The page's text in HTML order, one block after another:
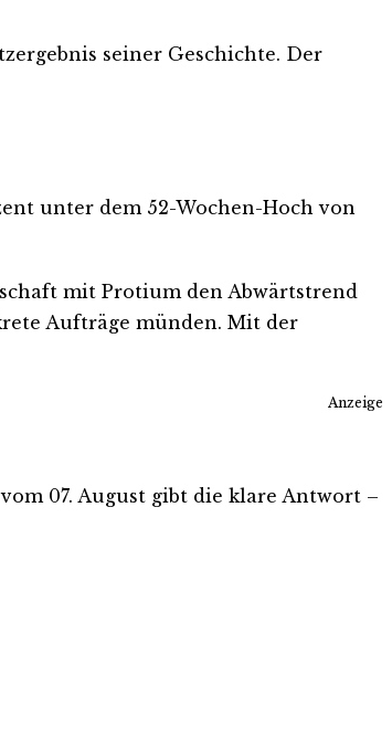
seiner Geschichte. Der
unter dem 52-Wochen-Hoch von
mit Protium den Abwärtstrend
Aufträge münden. Mit der
Anzeige
07. August gibt die klare Antwort –